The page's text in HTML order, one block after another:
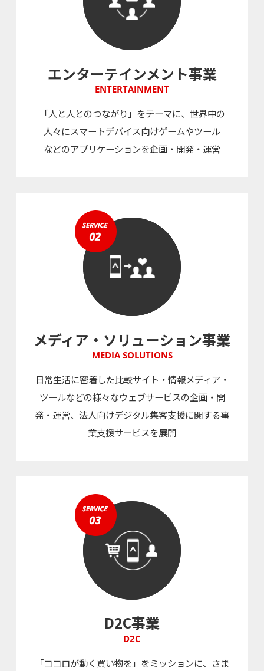
エンターテインメント事業
ENTERTAINMENT
「人と人とのつながり」をテーマに、世界中の
人々にスマートデバイス向けゲームやツール
などのアプリケーションを企画・開発・運営
メディア・ソリューション事業
MEDIA SOLUTIONS
日常生活に密着した比較サイト・情報メディア・
ツールなどの様々なウェブサービスの企画・開
発・運営、法人向けデジタル集客支援に関する事
業支援サービスを展開
D2C事業
D2C
「ココロが動く買い物を」をミッションに、さま